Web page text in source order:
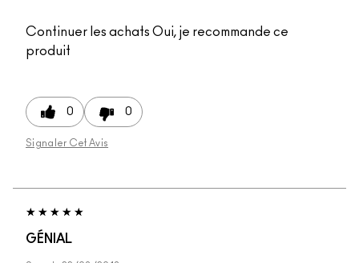
Continuer les achats Oui, je recommande ce
produit
0 0
Signaler Cet Avis
GÉNIAL